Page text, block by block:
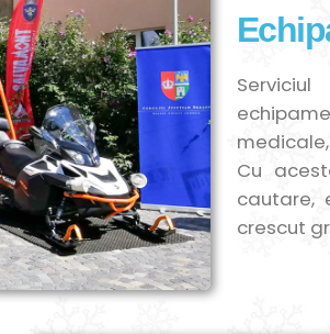
Cu
cautare,
crescut